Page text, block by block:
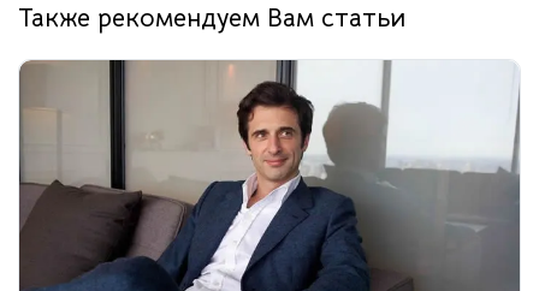
Также рекомендуем Вам статьи